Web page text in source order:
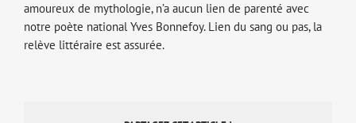
amoureux de mythologie, n’a aucun lien de parenté avec
notre poète national Yves Bonnefoy. Lien du sang ou pas, la
relève littéraire est assurée.